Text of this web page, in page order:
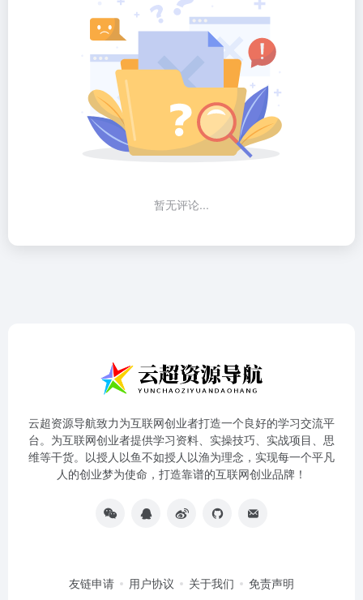
暂无评论...
云超资源导航致力为互联网创业者打造一个良好的学习交流平
台。为互联网创业者提供学习资料、实操技巧、实战项目、思
维等干货。以授人以鱼不如授人以渔为理念，实现每一个平凡
人的创业梦为使命，打造靠谱的互联网创业品牌！
友链申请 用户协议 关于我们 免责声明